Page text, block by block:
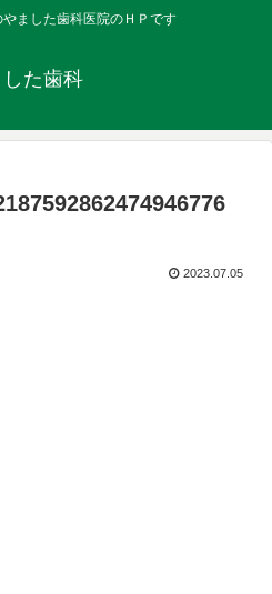
ました歯科医院のＨＰです
た歯科
2023.07.05